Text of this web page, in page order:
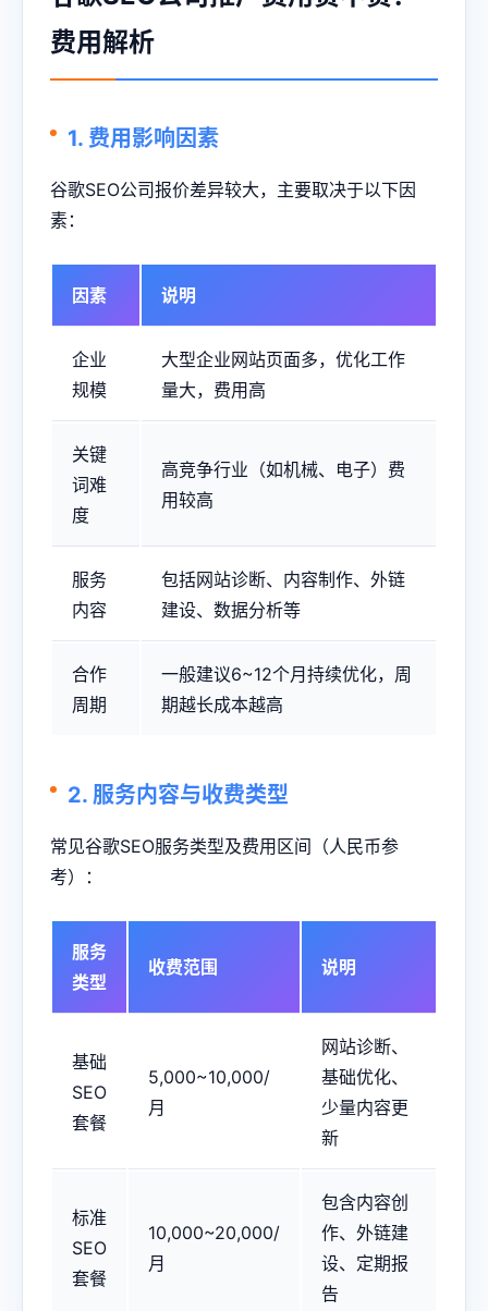
费用解析
1. 费用影响因素
谷歌SEO公司报价差异较大，主要取决于以下因
素：
因素 说明
企业
规模
大型企业网站页面多，优化工作
量大，费用高
关键
词难
度
高竞争行业（如机械、电子）费
用较高
服务
内容
包括网站诊断、内容制作、外链
建设、数据分析等
合作
周期
一般建议6~12个月持续优化，周
期越长成本越高
2. 服务内容与收费类型
常见谷歌SEO服务类型及费用区间（人民币参
考）：
服务
类型
收费范围 说明
基础
SEO
套餐
5,000~10,000/
月
网站诊断、
基础优化、
少量内容更
新
标准
SEO
套餐
10,000~20,000/
月
包含内容创
作、外链建
设、定期报
告